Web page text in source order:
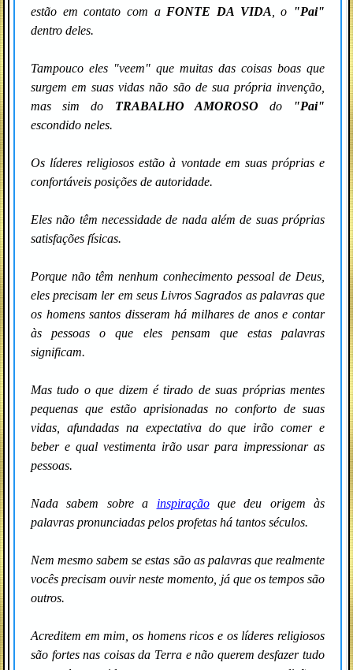
estão em contato com a FONTE DA VIDA , o "Pai"
dentro deles.
Tampouco eles "veem" que muitas das coisas boas que
surgem em suas vidas não são de sua própria invenção,
mas sim do TRABALHO AMOROSO do
"Pai"
escondido neles.
Os líderes religiosos estão à vontade em suas próprias e
confortáveis posições de autoridade.
Eles não têm necessidade de nada além de suas próprias
satisfações físicas.
Porque não têm nenhum conhecimento pessoal de Deus,
eles precisam ler em seus Livros Sagrados as palavras que
os homens santos disseram há milhares de anos e contar
às pessoas o que eles pensam que estas palavras
significam.
Mas tudo o que dizem é tirado de suas próprias mentes
pequenas que estão aprisionadas no conforto de suas
vidas, afundadas na expectativa do que irão comer e
beber e qual vestimenta irão usar para impressionar as
pessoas.
Nada sabem sobre a inspiraçãoque deu origem às
palavras pronunciadas pelos profetas há tantos séculos.
Nem mesmo sabem se estas são as palavras que realmente
vocês precisam ouvir neste momento, já que os tempos são
outros.
Acreditem em mim, os homens ricos e os líderes religiosos
são fortes nas coisas da Terra e não querem desfazer tudo